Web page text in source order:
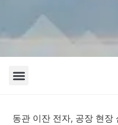
동관 이잔 전자, 공장 현장